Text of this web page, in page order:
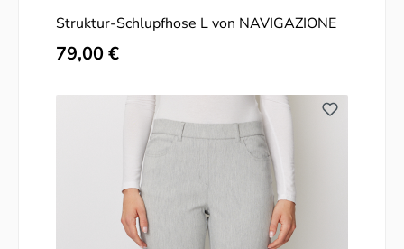
Struktur-Schlupfhose L von NAVIGAZIONE
Regulärer Preis:
79,00 €